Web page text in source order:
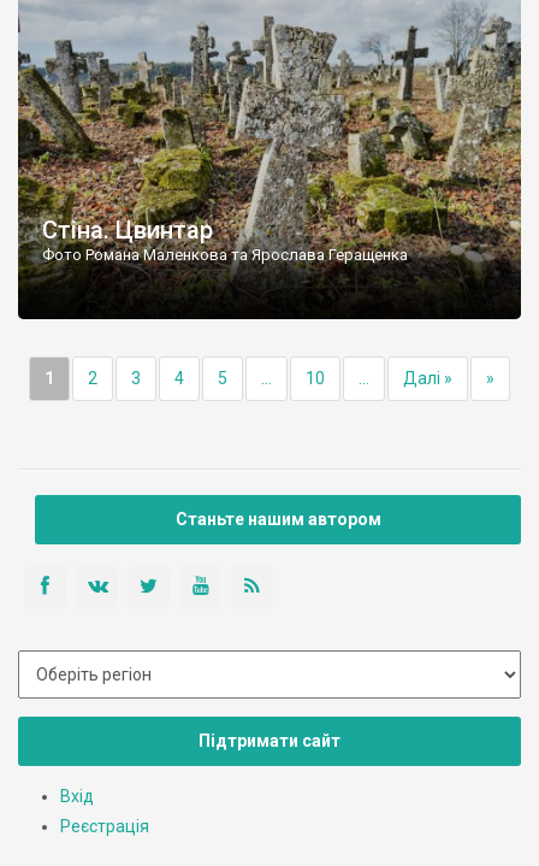
Стіна. Цвинтар
Фото Романа Маленкова та Ярослава Геращенка
1 2 3 4 5 10 Далі » »
Станьте нашим автором
Підтримати сайт
Вхід
Реєстрація